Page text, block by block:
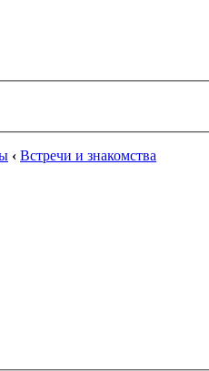
‹ Встречи и знакомства